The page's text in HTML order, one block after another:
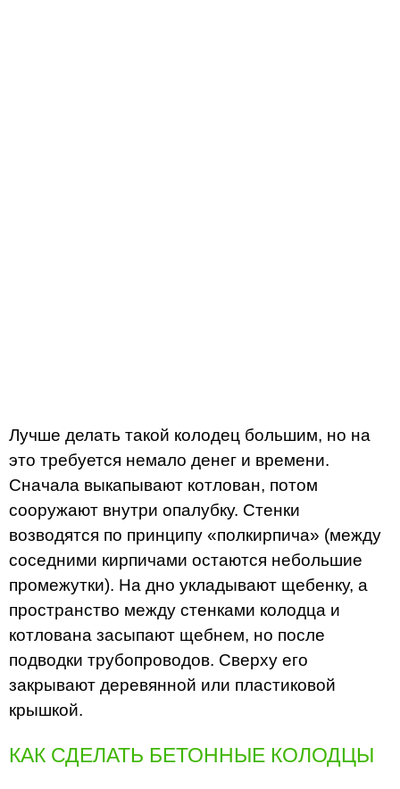
Лучше делать такой колодец большим, но на
это требуется немало денег и времени.
Сначала выкапывают котлован, потом
сооружают внутри опалубку. Стенки
возводятся по принципу «полкирпича» (между
соседними кирпичами остаются небольшие
промежутки). На дно укладывают щебенку, а
пространство между стенками колодца и
котлована засыпают щебнем, но после
подводки трубопроводов. Сверху его
закрывают деревянной или пластиковой
крышкой.
КАК СДЕЛАТЬ БЕТОННЫЕ КОЛОДЦЫ